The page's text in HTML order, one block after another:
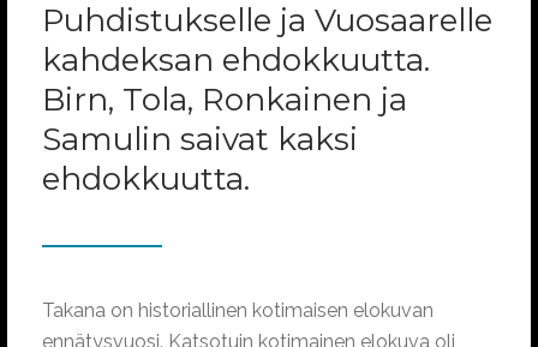
Puhdistukselle ja Vuosaarelle
kahdeksan ehdokkuutta.
Birn, Tola, Ronkainen ja
Samulin saivat kaksi
ehdokkuutta.
Takana on historiallinen kotimaisen elokuvan
ennätysvuosi. Katsotuin kotimainen elokuva oli